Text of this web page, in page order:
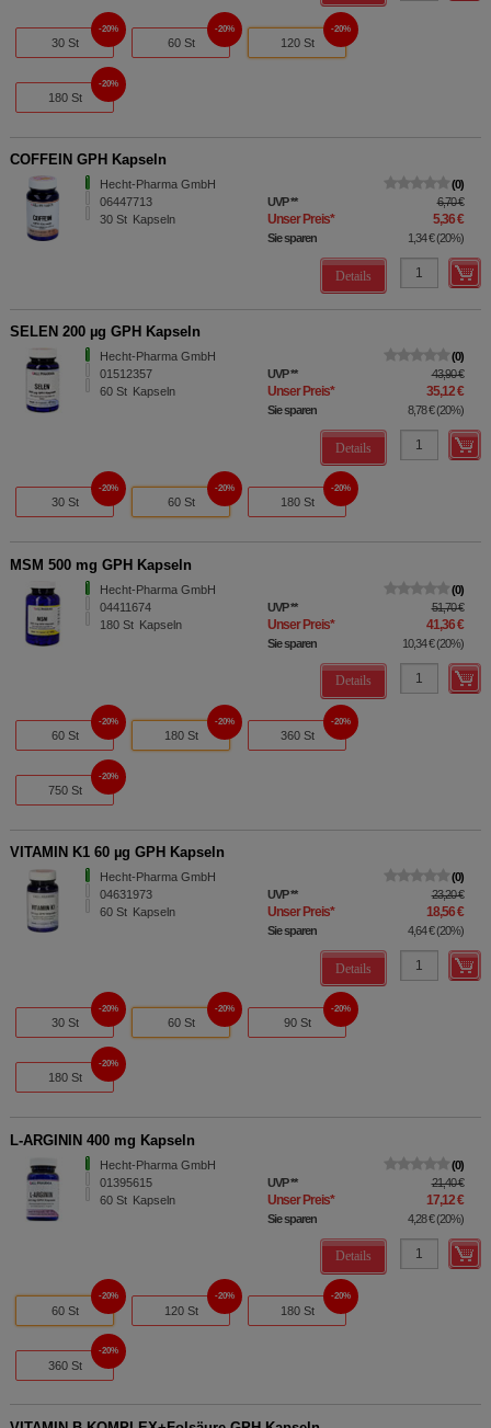
30 St
20%
60 St
20%
120 St
20%
180 St
20%
COFFEIN GPH Kapseln
Hecht-Pharma GmbH
06447713
30 St Kapseln
0
UVP** 6,70 €
Unser Preis* 5,36 €
Sie sparen 1,34 €(20%)
Details
SELEN 200 µg GPH Kapseln
Hecht-Pharma GmbH
01512357
60 St Kapseln
0
UVP** 43,90 €
Unser Preis* 35,12 €
Sie sparen 8,78 €(20%)
Details
30 St
20%
60 St
20%
180 St
20%
MSM 500 mg GPH Kapseln
Hecht-Pharma GmbH
04411674
180 St Kapseln
0
UVP** 51,70 €
Unser Preis* 41,36 €
Sie sparen 10,34 €(20%)
Details
60 St
20%
180 St
20%
360 St
20%
750 St
20%
VITAMIN K1 60 µg GPH Kapseln
Hecht-Pharma GmbH
04631973
60 St Kapseln
0
UVP** 23,20 €
Unser Preis* 18,56 €
Sie sparen 4,64 €(20%)
Details
30 St
20%
60 St
20%
90 St
20%
180 St
20%
L-ARGININ 400 mg Kapseln
Hecht-Pharma GmbH
01395615
60 St Kapseln
0
UVP** 21,40 €
Unser Preis* 17,12 €
Sie sparen 4,28 €(20%)
Details
60 St
20%
120 St
20%
180 St
20%
360 St
20%